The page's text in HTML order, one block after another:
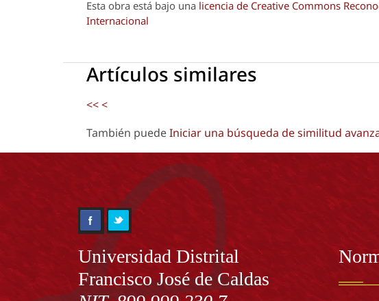
Esta obra está bajo una licencia de Creative Commons
Internacional
Artículos similares
<<<
También puedeIniciar una búsqueda de similitud
Información
Universidad Distrital
Francisco José de Caldas